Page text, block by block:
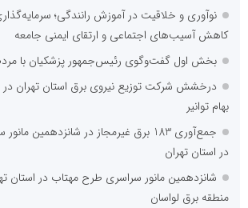
نوآوری و خلاقیت در آموزش رانندگی؛
کاهش آسیب‌های اجتماعی و ارتقای ایمنی جامعه
بخش اول گفت‌وگوی رئیس‌جمهور پزشکیان با
درخشش شرکت توزیع نیروی برق استان تهران در
بهام توانیر
جمع‌آوری 183 برق غیرمجاز در شانزدهمین
در استان تهران
شانزدهمین مانور سراسری طرح مهتاب در استان
منطقه برق لواسان